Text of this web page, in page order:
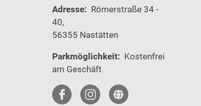
Adresse: Römerstraße 34 -
40,
56355 Nastätten
Parkmöglichkeit: Kostenfrei
am Geschäft